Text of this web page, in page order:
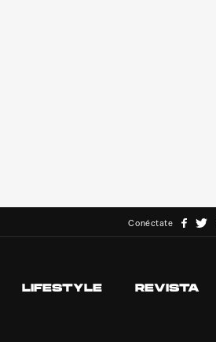
Conéctate
LIFESTYLE REVISTA